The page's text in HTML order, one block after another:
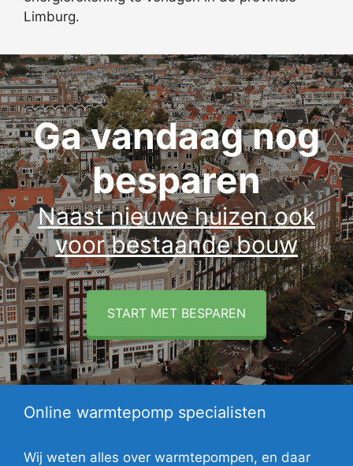
Limburg.
Ga vandaag nog
besparen
Naast nieuwe huizen ook
voor bestaande bouw
START MET BESPAREN
Online warmtepomp specialisten
Wij weten alles over warmtepompen, en daar